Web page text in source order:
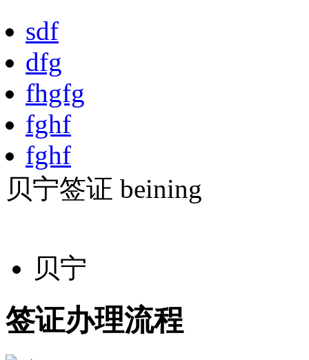
sdf
dfg
fhgfg
fghf
fghf
贝宁签证 beining
贝宁
签证办理流程